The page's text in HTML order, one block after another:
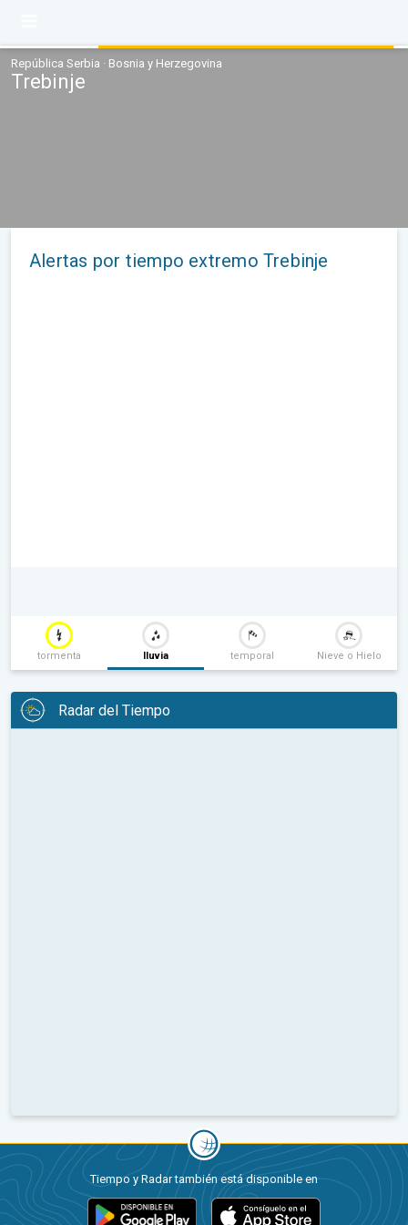
República Serbia · Bosnia y Herzegovina
Trebinje
Alertas por tiempo extremo Trebinje
tormenta lluvia temporal Nieve o Hielo
Radar del Tiempo
Tiempo y Radar también está disponible en